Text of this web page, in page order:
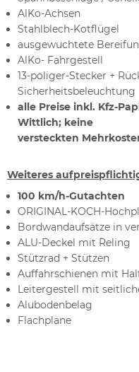
AlKo-Achsen
Stahlblech-Kotflügel
ausgewuchtete
AlKo- Fahrgestell
13-poliger-Stecker +
Sicherheitsbeleuchtung
alle Preise inkl. Kfz-
Wittlich; keine
versteckten
Weiteres
100 km/h-Gutachten
ORIGINAL-KOCH-
Bordwandaufsätze in
ALU-Deckel mit Reling
Stützrad + Stützen
Auffahrschienen mit
Leitergestell mit
Alubodenbelag
Flachplane